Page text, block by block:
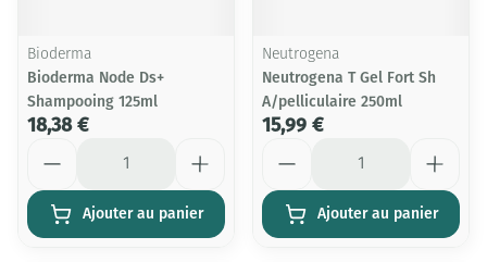
Bioderma
Bioderma Node Ds+
Shampooing 125ml
18,38 €
Ajouter au panier
Neutrogena
Neutrogena T Gel Fort Sh
A/pelliculaire 250ml
15,99 €
Ajouter au panier